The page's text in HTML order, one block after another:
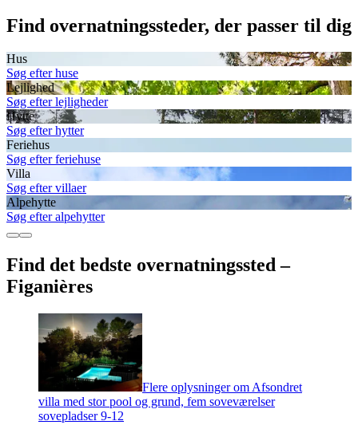
Find overnatningssteder, der passer til dig
Hus
Søg efter huse
Lejlighed
Søg efter lejligheder
Hytte
Søg efter hytter
Feriehus
Søg efter feriehuse
Villa
Søg efter villaer
Alpehytte
Søg efter alpehytter
Find det bedste overnatningssted –
Figanières
Flere oplysninger om Afsondret
villa med stor pool og grund, fem soveværelser
sovepladser 9-12